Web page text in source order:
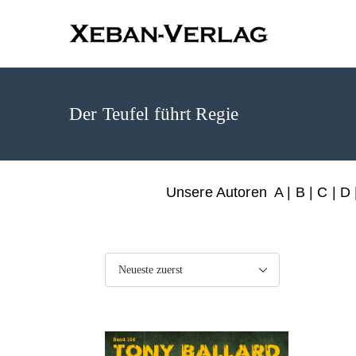
Der Teufel führt Regie
Unsere AutorenA| B C D